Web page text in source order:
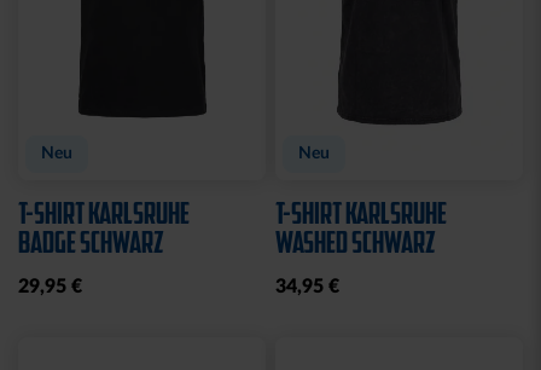
Neu
T-SHIRT KARLSRUHE
BADGE SCHWARZ
29,95 €
Neu
T-SHIRT KARLSRUHE
WASHED SCHWARZ
34,95 €